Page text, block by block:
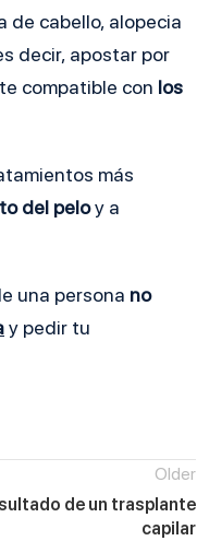
de cabello, alopecia
decir, apostar por
compatible con los
más
del peloy a
una persona no
y pedir tu
Older
de un trasplante
capilar